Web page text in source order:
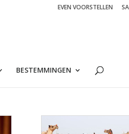
EVEN VOORSTELLEN
BESTEMMINGEN